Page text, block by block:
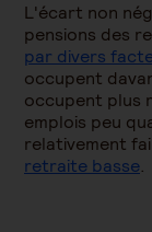
L'écart non
pensions des
par divers
occupent
occupent plus
emplois peu
relativement
retraite basse.